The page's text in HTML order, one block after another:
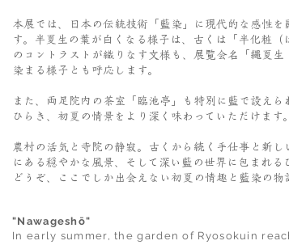
本展では、日本の伝統技術「藍染」に現代的な感性
す。半夏生の葉が白くなる様子は、古くは「半化粧
のコントラストが織りなす文様も、展覧会名「縄夏
染まる様子とも呼応します。
また、両足院内の茶室「臨池亭」も特別に藍で設え
ひらき、初夏の情景をより深く味わっていただけます。
農村の活気と寺院の静寂。古くから続く手仕事と新
にある穏やかな風景、そして深い藍の世界に包まれる
どうぞ、ここでしか出会えない初夏の情趣と藍染の物
"Nawageshō"
In early summer, the garden of Ryosokuin